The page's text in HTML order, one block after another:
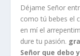
Déjame Señor
como tú bebes el
en mí el
dure tu pasión.
Señor que debo